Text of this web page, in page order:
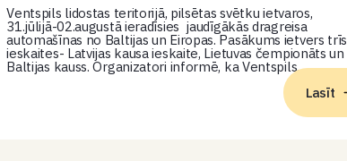
Lasīt
Ventspils lidostas teritorijā, pilsētas svētku ietvaros,
31.jūlijā-02.augustā ieradīsies jaudīgākās dragreisa
automašīnas no Baltijas un Eiropas. Pasākums ietvers trīs
ieskaites- Latvijas kausa ieskaite, Lietuvas čempionāts un
Baltijas kauss. Organizatori informē, ka Ventspils…